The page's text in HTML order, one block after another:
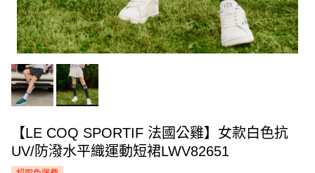
【LE COQ SPORTIF 法國公雞】女款白色抗
UV/防潑水平織運動短裙LWV82651